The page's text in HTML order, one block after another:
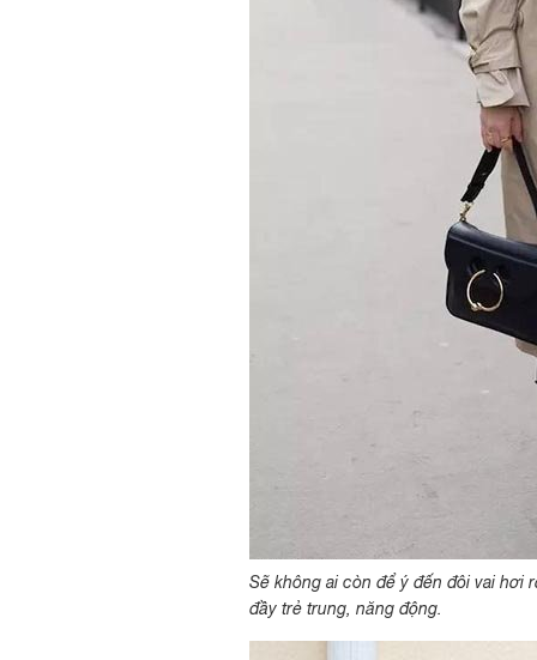
Sẽ không ai còn để ý đến đôi vai hơi
đầy trẻ trung, năng động.